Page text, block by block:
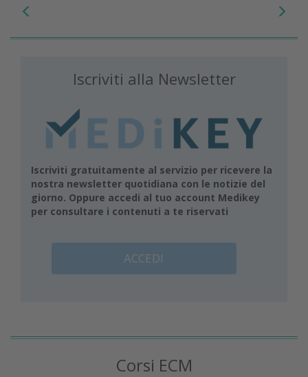
Iscriviti alla Newsletter
Iscriviti gratuitamente al servizio per ricevere la
nostra newsletter quotidiana con le notizie del
giorno. Oppure accedi al tuo account Medikey
per consultare i contenuti a te riservati
ACCEDI
Corsi ECM